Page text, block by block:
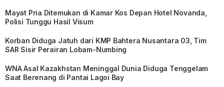
Mayat Pria Ditemukan di Kamar Kos Depan Hotel Novanda,
Polisi Tunggu Hasil Visum
Korban Diduga Jatuh dari KMP Bahtera Nusantara 03, Tim
SAR Sisir Perairan Lobam-Numbing
WNA Asal Kazakhstan Meninggal Dunia Diduga Tenggelam
Saat Berenang di Pantai Lagoi Bay